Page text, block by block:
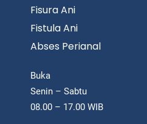
Fisura Ani
Fistula Ani
Abses Perianal
Buka
Senin – Sabtu
08.00 – 17.00 WIB